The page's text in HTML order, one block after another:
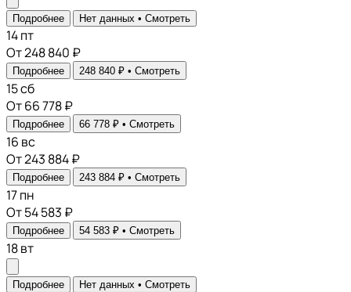
Подробнее Нет данных • Смотреть
14пт
От 248 840 ₽
Подробнее 248 840 ₽ • Смотреть
15сб
От 66 778 ₽
Подробнее 66 778 ₽ • Смотреть
16 вс
От 243 884 ₽
Подробнее 243 884 ₽ • Смотреть
17пн
От 54 583 ₽
Подробнее 54 583 ₽ • Смотреть
18вт
Подробнее Нет данных • Смотреть